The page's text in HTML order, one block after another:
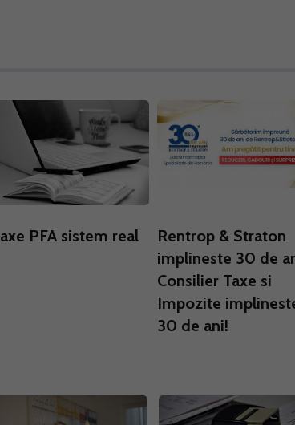
PFA sistem real
Rentrop & Straton
implineste 30 de
Consilier Taxe si
Impozite
30 de ani!